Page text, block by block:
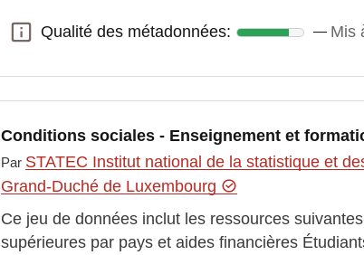
Qualité des métadonnées:
Qualité des métadonnées: Mis
Conditions sociales - Enseignement et
Par STATEC Institut national de la statistique et
Grand-Duché de Luxembourg
Ce jeu de données inclut les ressources
supérieures par pays et aides financières